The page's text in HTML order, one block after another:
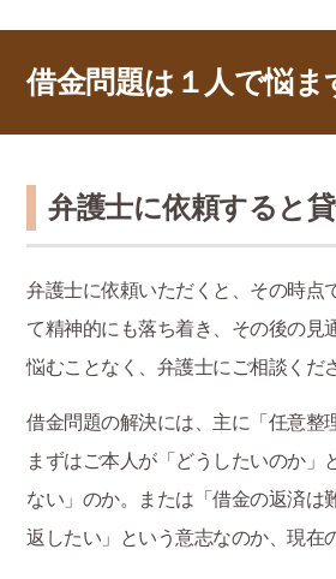
借金問題は１人で悩
弁護士に依頼すると
弁護士に依頼いただくと、その時点
て精神的にも落ち着き、その後の見
悩むことなく、弁護士にご相談くだ
借金問題の解決には、主に「任意整
まずはご本人が「どうしたいのか
ない」のか。または「借金の返済は
返したい」という意志なのか、現在